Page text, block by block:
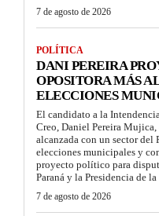
7 de agosto de 2026
POLÍTICA
DANI PEREIRA
OPOSITORA MÁS
ELECCIONES
El candidato a la
Creo, Daniel Pereira
alcanzada con un sector del
elecciones municipales y
proyecto político para
Paraná y la Presidencia de
7 de agosto de 2026